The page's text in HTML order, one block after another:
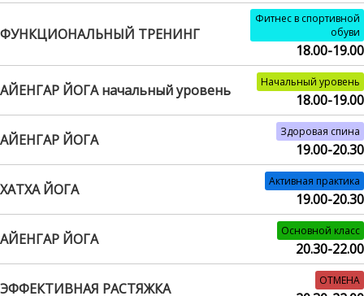
ФУНКЦИОНАЛЬНЫЙ ТРЕНИНГ
Фитнес в спортивной
обуви
18.00-19.00
АЙЕНГАР ЙОГА начальный уровень Начальный уровень
18.00-19.00
АЙЕНГАР ЙОГА Здоровая спина
19.00-20.30
ХАТХА ЙОГА Активная практика
19.00-20.30
АЙЕНГАР ЙОГА Основной класс
20.30-22.00
ЭФФЕКТИВНАЯ РАСТЯЖКА ОТМЕНА